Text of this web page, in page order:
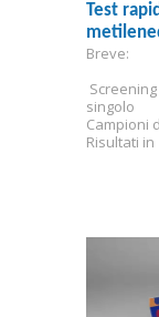
Test
(MDMA).
Breve:
singolo
Campioni
Risultati in